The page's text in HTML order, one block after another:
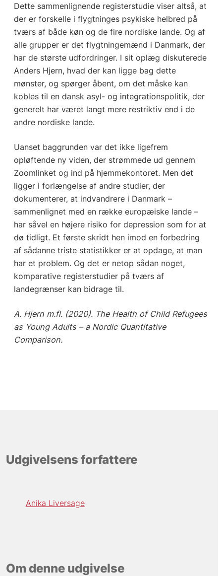
Dette sammenlignende registerstudie viser altså, at
der er forskelle i flygtninges psykiske helbred på
tværs af både køn og de fire nordiske lande. Og af
alle grupper er det flygtningemænd i Danmark, der
har de største udfordringer. I sit oplæg diskuterede
Anders Hjern, hvad der kan ligge bag dette
mønster, og spørger åbent, om det måske kan
kobles til en dansk asyl- og integrationspolitik, der
generelt har været langt mere restriktiv end i de
andre nordiske lande.
Uanset baggrunden var det ikke ligefrem
opløftende ny viden, der strømmede ud gennem
Zoomlinket og ind på hjemmekontoret. Men det
ligger i forlængelse af andre studier, der
dokumenterer, at indvandrere i Danmark –
sammenlignet med en række europæiske lande –
har såvel en højere risiko for depression som for at
dø tidligt. Et første skridt hen imod en forbedring
af sådanne triste statistikker er at opdage, at man
har et problem. Og det er netop sådan noget,
komparative registerstudier på tværs af
landegrænser kan bidrage til.
A. Hjern m.fl. (2020). The Health of Child Refugees
as Young Adults – a Nordic Quantitative
Comparison.
Udgivelsens forfattere
Anika Liversage
Om denne udgivelse